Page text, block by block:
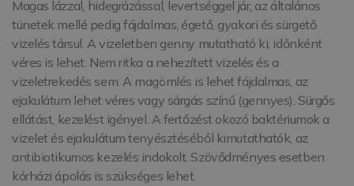
Magas lázzal, hidegrázással, levertséggel jár, az általános
tünetek mellé pedig fájdalmas, égető, gyakori és sürgető
vizelés társul. A vizeletben genny mutatható ki, időnként
véres is lehet. Nem ritka a nehezített vizelés és a
vizeletrekedés sem. A magömlés is lehet fájdalmas, az
ejakulátum lehet véres vagy sárgás színű (gennyes). Sürgős
ellátást, kezelést igényel. A fertőzést okozó baktériumok a
vizelet és ejakulátum tenyésztéséből kimutathatók, az
antibiotikumos kezelés indokolt. Szövődményes esetben
kórházi ápolás is szükséges lehet.